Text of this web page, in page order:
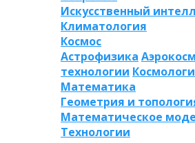
Искусственный
Климатология
Космос
Астрофизика
технологии
Математика
Геометрия и
Математическое
Технологии